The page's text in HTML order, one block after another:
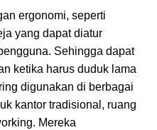
ergonomi, seperti
yang dapat diatur
Sehingga dapat
ketika harus duduk lama
digunakan di berbagai
kantor tradisional, ruang
Mereka